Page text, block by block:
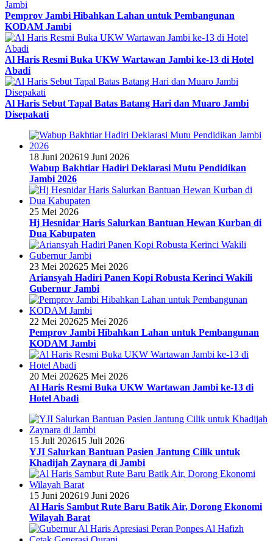
Pemprov Jambi Hibahkan Lahan untuk Pembangunan
KODAM Jambi
Al Haris Resmi Buka UKW Wartawan Jambi ke-13 di Hotel
Abadi
Al Haris Sebut Tapal Batas Batang Hari dan Muaro Jambi
Disepakati
18 Juni 202619 Juni 2026
Wabup Bakhtiar Hadiri Deklarasi Mutu Pendidikan
Jambi 2026
25 Mei 2026
Hj Hesnidar Haris Salurkan Bantuan Hewan Kurban di
Dua Kabupaten
23 Mei 202625 Mei 2026
Ariansyah Hadiri Panen Kopi Robusta Kerinci Wakili
Gubernur Jambi
22 Mei 202625 Mei 2026
Pemprov Jambi Hibahkan Lahan untuk Pembangunan
KODAM Jambi
20 Mei 202625 Mei 2026
Al Haris Resmi Buka UKW Wartawan Jambi ke-13 di
Hotel Abadi
15 Juli 202615 Juli 2026
YJI Salurkan Bantuan Pasien Jantung Cilik untuk
Khadijah Zaynara di Jambi
15 Juni 202619 Juni 2026
Al Haris Sambut Rute Baru Batik Air, Dorong Ekonomi
Wilayah Barat